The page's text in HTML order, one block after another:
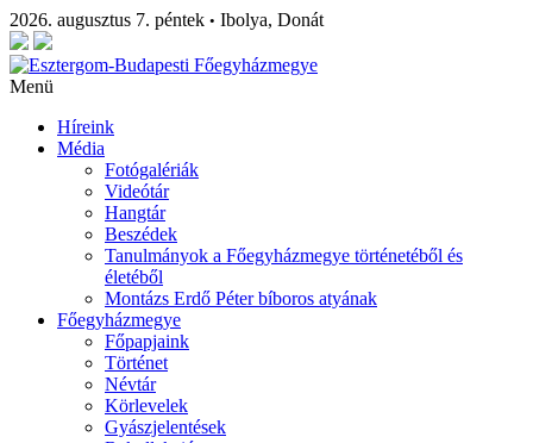
2026. augusztus 7. péntek • Ibolya, Donát
Menü
Híreink
Média
Fotógalériák
Videótár
Hangtár
Beszédek
Tanulmányok a Főegyházmegye történetéből és
életéből
Montázs Erdő Péter bíboros atyának
Főegyházmegye
Főpapjaink
Történet
Névtár
Körlevelek
Gyászjelentések